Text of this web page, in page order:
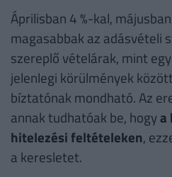
Áprilisban 4 %-kal,
magasabbak az adásvételi
szereplő vételárak, mint
jelenlegi körülmények
bíztatónak mondható. Az
annak tudhatóak be, hogya
hitelezési feltételeken,
a keresletet.